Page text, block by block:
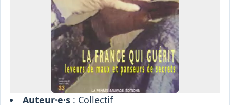
Auteur·e·s: Collectif